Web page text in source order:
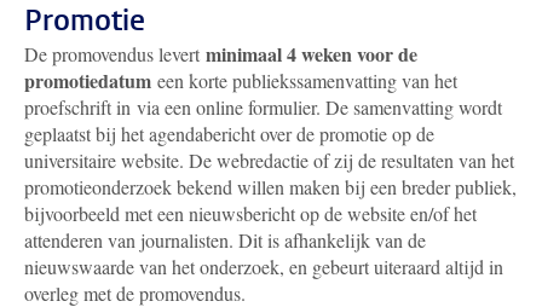
Promotie
De promovendus levert minimaal 4 weken voor de
promotiedatum een korte publiekssamenvatting van het
proefschrift in via een online formulier. De samenvatting wordt
geplaatst bij het agendabericht over de promotie op de
universitaire website. De webredactie of zij de resultaten van het
promotieonderzoek bekend willen maken bij een breder publiek,
bijvoorbeeld met een nieuwsbericht op de website en/of het
attenderen van journalisten. Dit is afhankelijk van de
nieuwswaarde van het onderzoek, en gebeurt uiteraard altijd in
overleg met de promovendus.